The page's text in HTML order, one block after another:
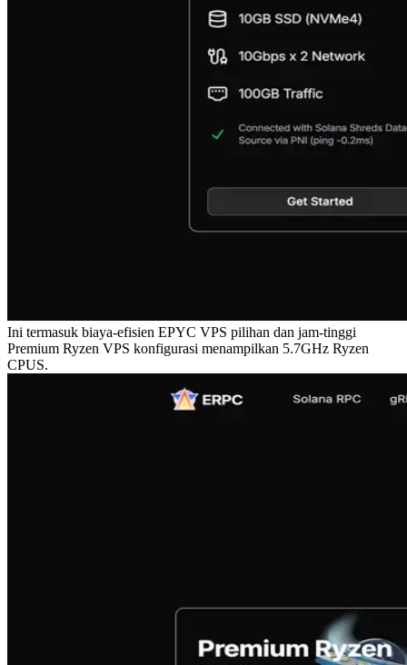
Ini termasuk biaya-efisien EPYC VPS pilihan dan jam-tinggi
Premium Ryzen VPS konfigurasi menampilkan 5.7GHz Ryzen
CPUS.